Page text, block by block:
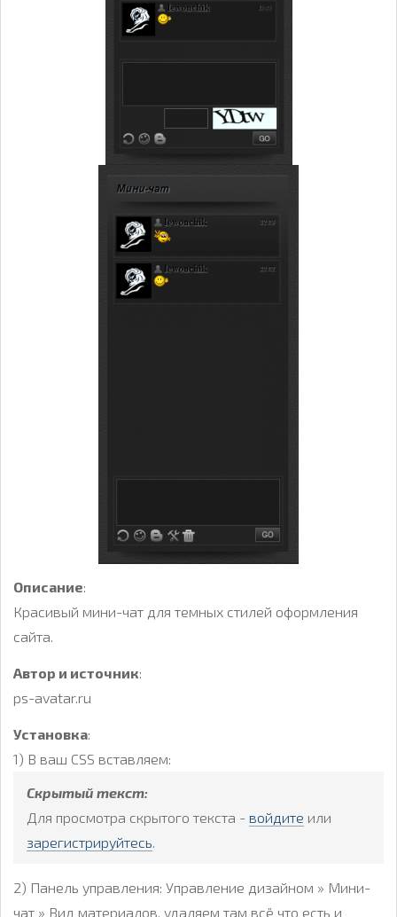
Описание:
Красивый мини-чат для темных стилей оформления
сайта.
Автор и источник:
ps-avatar.ru
Установка:
1) В ваш CSS вставляем:
Скрытый текст:
Для просмотра скрытого текста - войдите или
зарегистрируйтесь.
2) Панель управления: Управление дизайном » Мини-
чат » Вид материалов, удаляем там всё что есть и